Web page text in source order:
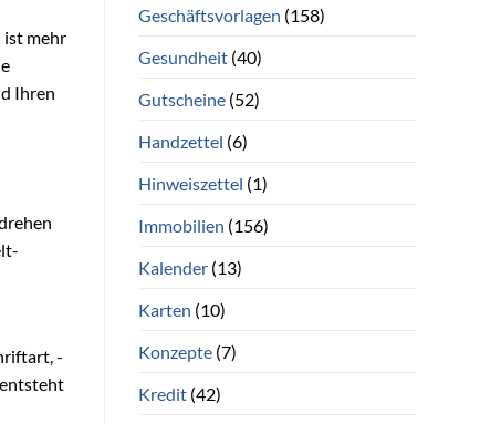
ist mehr
Ihren
-
Geschäftsvorlagen (158)
Gesundheit(40)
Gutscheine(52)
Handzettel (6)
Hinweiszettel (1)
Immobilien (156)
Kalender(13)
Karten (10)
Konzepte(7)
Kredit(42)